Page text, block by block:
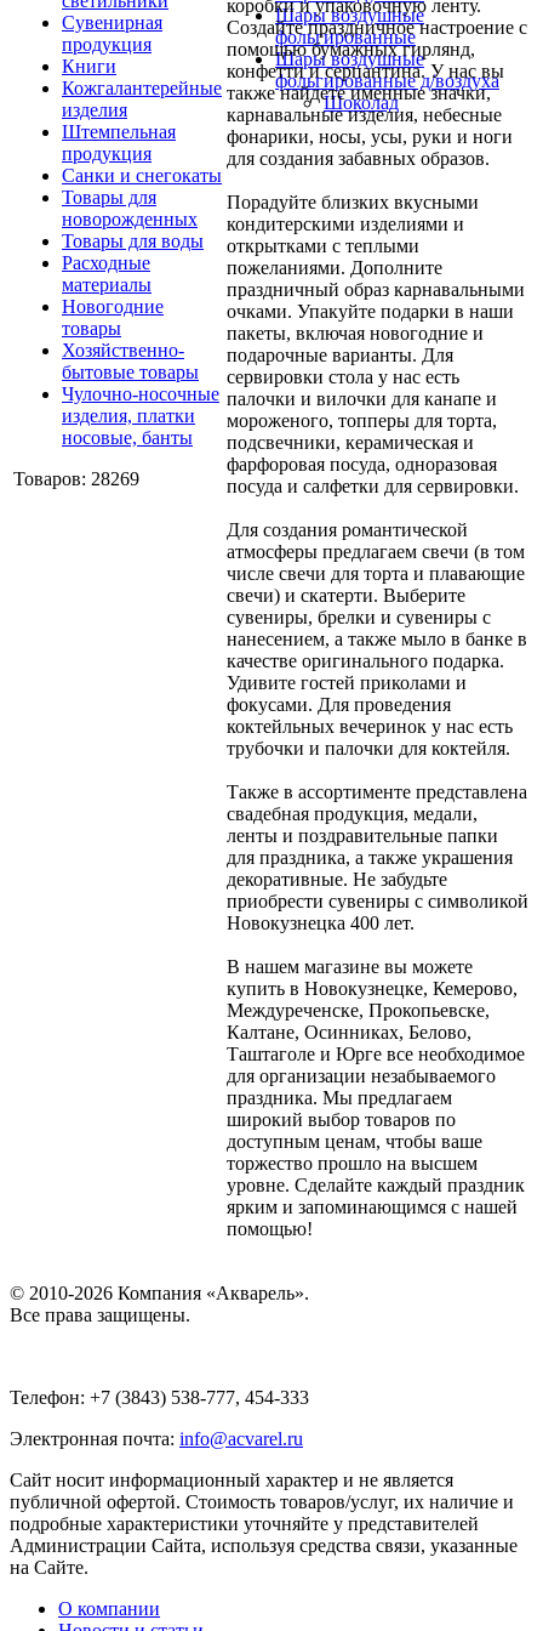
Сувенирная
продукция
Книги
Кожгалантерейные
изделия
Штемпельная
продукция
Санки и снегокаты
Товары для
новорожденных
Товары для воды
Расходные
материалы
Новогодние
товары
Хозяйственно-
бытовые товары
Чулочно-носочные
изделия, платки
носовые, банты
Товаров: 28269
Шары воздушные
фольгированные
Шары воздушные
фольгированные д/воздуха
Шоколад
коробки и упаковочную ленту.
Создайте праздничное настроение с
помощью бумажных гирлянд,
конфетти и серпантина. У нас вы
также найдете именные значки,
карнавальные изделия, небесные
фонарики, носы, усы, руки и ноги
для создания забавных образов.
Порадуйте близких вкусными
кондитерскими изделиями и
открытками с теплыми
пожеланиями. Дополните
праздничный образ карнавальными
очками. Упакуйте подарки в наши
пакеты, включая новогодние и
подарочные варианты. Для
сервировки стола у нас есть
палочки и вилочки для канапе и
мороженого, топперы для торта,
подсвечники, керамическая и
фарфоровая посуда, одноразовая
посуда и салфетки для сервировки.
Для создания романтической
атмосферы предлагаем свечи (в том
числе свечи для торта и плавающие
свечи) и скатерти. Выберите
сувениры, брелки и сувениры с
нанесением, а также мыло в банке в
качестве оригинального подарка.
Удивите гостей приколами и
фокусами. Для проведения
коктейльных вечеринок у нас есть
трубочки и палочки для коктейля.
Также в ассортименте представлена
свадебная продукция, медали,
ленты и поздравительные папки
для праздника, а также украшения
декоративные. Не забудьте
приобрести сувениры с символикой
Новокузнецка 400 лет.
В нашем магазине вы можете
купить в Новокузнецке, Кемерово,
Междуреченске, Прокопьевске,
Калтане, Осинниках, Белово,
Таштаголе и Юрге все необходимое
для организации незабываемого
праздника. Мы предлагаем
широкий выбор товаров по
доступным ценам, чтобы ваше
торжество прошло на высшем
уровне. Сделайте каждый праздник
ярким и запоминающимся с нашей
помощью!
© 2010-2026 Компания «Акварель».
Все права защищены.
Телефон: +7 (3843) 538-777, 454-333
Электронная почта: info@acvarel.ru
Сайт носит информационный характер и не является
публичной офертой. Стоимость товаров/услуг, их наличие и
подробные характеристики уточняйте у представителей
Администрации Сайта, используя средства связи, указанные
на Сайте.
О компании